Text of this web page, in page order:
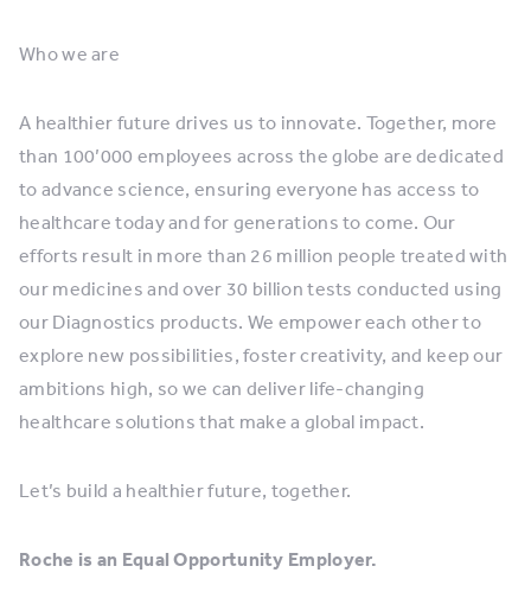
Who we are
A healthier future drives us to innovate. Together, more
than 100’000 employees across the globe are dedicated
to advance science, ensuring everyone has access to
healthcare today and for generations to come. Our
efforts result in more than 26 million people treated with
our medicines and over 30 billion tests conducted using
our Diagnostics products. We empower each other to
explore new possibilities, foster creativity, and keep our
ambitions high, so we can deliver life-changing
healthcare solutions that make a global impact.
Let’s build a healthier future, together.
Roche is an Equal Opportunity Employer.